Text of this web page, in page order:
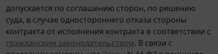
допускается по соглашению сторон, по решению
суда, в случае одностороннего отказа стороны
контракта от исполнения контракта в соответствии с
гражданским законодательством. В связи с